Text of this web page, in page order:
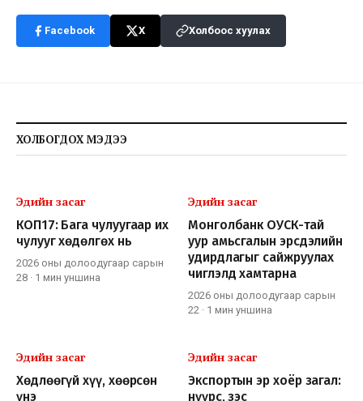
Facebook X Холбоос хуулах
ХОЛБОГДОХ МЭДЭЭ
Эдийн засаг
КОП17: Бага чулуугаар их
чулууг хөдөлгөх нь
2026 оны долоодугаар сарын
28 · 1 мин уншина
Эдийн засаг
Монголбанк ОУСК-тай
уур амьсгалын эрсдэлийн
удирдлагыг сайжруулах
чиглэлд хамтарна
2026 оны долоодугаар сарын
22 · 1 мин уншина
Эдийн засаг
Хөдлөөгүй хүү, хөөрсөн
үнэ
Эдийн засаг
Экспортын эр хоёр загал:
нүүрс, зэс